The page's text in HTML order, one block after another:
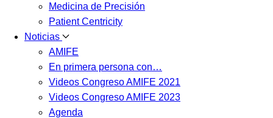
Medicina de Precisión
Patient Centricity
Noticias
AMIFE
En primera persona con…
Videos Congreso AMIFE 2021
Videos Congreso AMIFE 2023
Agenda